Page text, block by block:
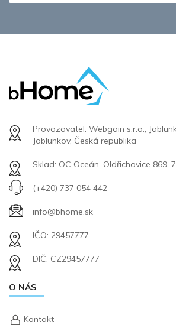
Provozovatel: Webgain s.r.o.,
Jablunkov, Česká republika
Sklad: OC Oceán, Oldřichovice 869,
(+420) 737 054 442
info@bhome.sk
IČO: 29457777
DIČ: CZ29457777
O NÁS
Kontakt